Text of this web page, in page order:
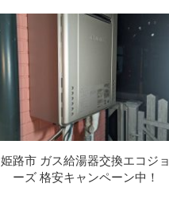
姫路市 ガス給湯器交換エコジョ
ーズ 格安キャンペーン中！